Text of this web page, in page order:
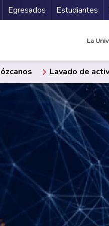
Secundario
Egresados Estudiantes
La
Lavado de